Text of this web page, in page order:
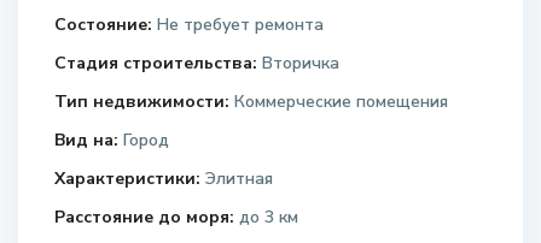
Состояние: Не требует ремонта
Стадия строительства: Вторичка
Тип недвижимости: Коммерческие помещения
Вид на: Город
Характеристики: Элитная
Расстояние до моря: до 3 км